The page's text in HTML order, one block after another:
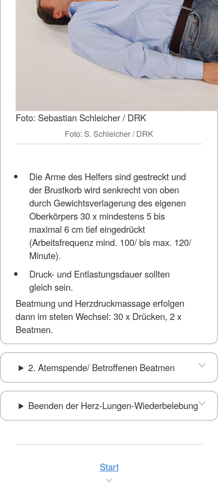
Foto: Sebastian Schleicher / DRK
Foto: S. Schleicher / DRK
Die Arme des Helfers sind gestreckt und
der Brustkorb wird senkrecht von oben
durch Gewichtsverlagerung des eigenen
Oberkörpers 30 x mindestens 5 bis
maximal 6 cm tief eingedrückt
(Arbeitsfrequenz mind. 100/ bis max. 120/
Minute).
Druck- und Entlastungsdauer sollten
gleich sein.
Beatmung und Herzdruckmassage erfolgen
dann im steten Wechsel: 30 x Drücken, 2 x
Beatmen.
2. Atemspende/ Betroffenen Beatmen
Beenden der Herz-Lungen-Wiederbelebung
Start